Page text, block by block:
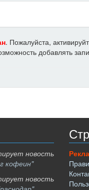
. Пожалуйста,
добавлять
новость
кофеин"
новость